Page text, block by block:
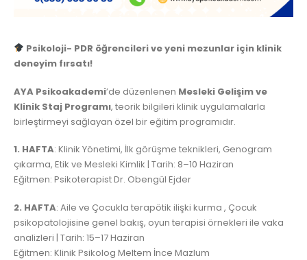
Psikoloji- PDR öğrencileri ve yeni mezunlar için klinik
deneyim fırsatı!
AYA Psikoakademi’de düzenlenen Mesleki Gelişim ve
Klinik Staj Programı, teorik bilgileri klinik uygulamalarla
birleştirmeyi sağlayan özel bir eğitim programıdır.
1. HAFTA: Klinik Yönetimi, İlk görüşme teknikleri, Genogram
çıkarma, Etik ve Mesleki Kimlik | Tarih: 8–10 Haziran
Eğitmen: Psikoterapist Dr. Obengül Ejder
2. HAFTA: Aile ve Çocukla terapötik ilişki kurma , Çocuk
psikopatolojisine genel bakış, oyun terapisi örnekleri ile vaka
analizleri | Tarih: 15–17 Haziran
Eğitmen: Klinik Psikolog Meltem İnce Mazlum